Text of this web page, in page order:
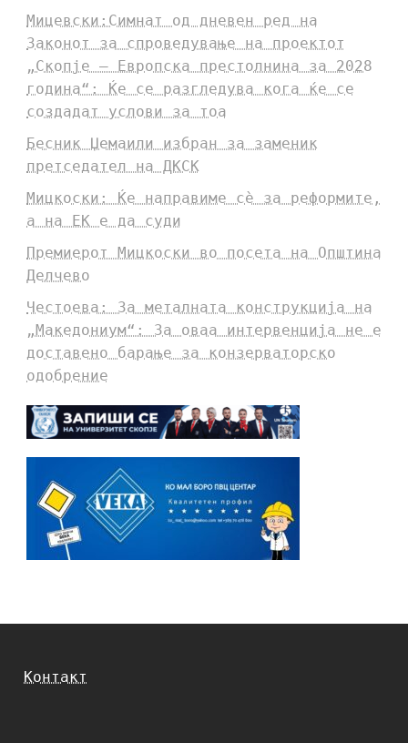
Мицевски:Симнат од дневен ред на
Законот за спроведување на проектот
„Скопје – Европска престолнина за 2028
година“: Ќе се разгледува кога ќе се
создадат услови за тоа
Бесник Џемаили избран за заменик
претседател на ДКСК
Мицкоски: Ќе направиме сè за реформите,
а на ЕК е да суди
Премиерот Мицкоски во посета на Општина
Делчево
Честоева: За металната конструкција на
„Македониум“: За оваа интервенција не е
доставено барање за конзерваторско
одобрение
Контакт